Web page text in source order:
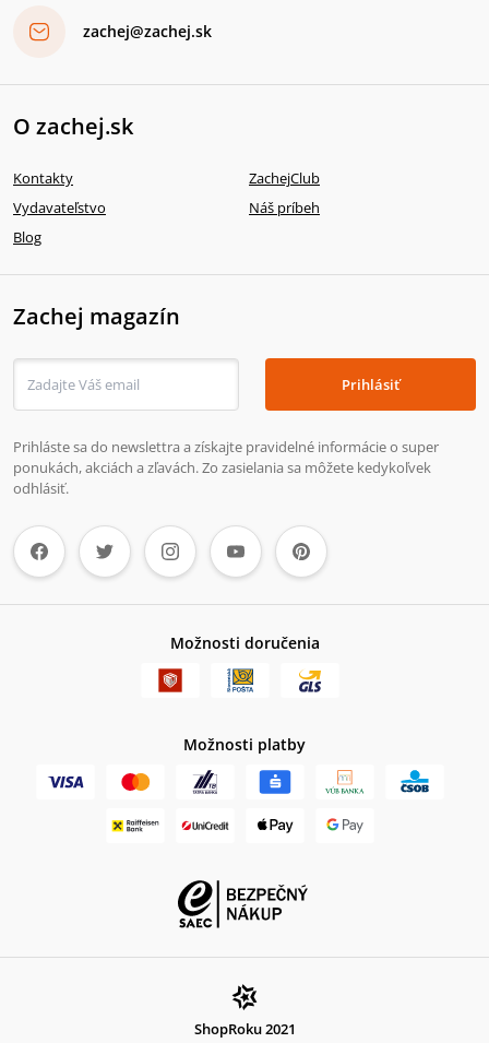
zachej@zachej.sk
O zachej.sk
Kontakty
ZachejClub
Vydavateľstvo
Náš príbeh
Blog
Zachej magazín
Prihlásiť
Prihláste sa do newslettra a získajte pravidelné informácie o super
ponukách, akciách a zľavách. Zo zasielania sa môžete kedykoľvek
odhlásiť.
Možnosti doručenia
Možnosti platby
ShopRoku 2021